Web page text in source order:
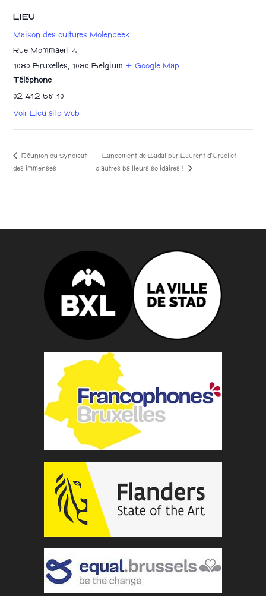
LIEU
Maison des cultures Molenbeek
Rue Mommaert 4
1080 Bruxelles 1080 Belgium + Google Map
Téléphone
02 412 56 10
Voir Lieu site web
Réunion du Syndicat
des immenses
Lancement de Badal par Laurent d’Ursel et
d’autres bailleurs solidaires !